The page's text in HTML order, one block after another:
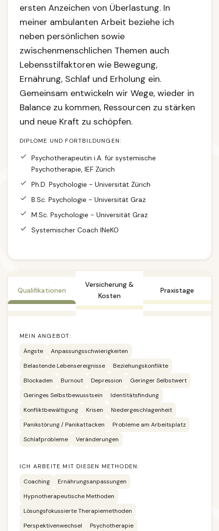
ersten Anzeichen von Überlastung. In
meiner ambulanten Arbeit beziehe ich
neben persönlichen sowie
zwischenmenschlichen Themen auch
Lebensstilfaktoren wie Bewegung,
Ernährung, Schlaf und Erholung ein.
Gemeinsam entwickeln wir Wege, wieder in
Balance zu kommen, Ressourcen zu stärken
und neue Kraft zu schöpfen.
DIPLOME UND FORTBILDUNGEN:
Psychotherapeutin i.A. für systemische
Psychotherapie, IEF Zürich
Ph.D. Psychologie - Universität Zürich
B.Sc. Psychologie - Universität Graz
M.Sc. Psychologie - Universität Graz
Systemischer Coach INeKO
Qualifikationen
Versicherung &
Kosten
Praxistage
MEIN ANGEBOT:
Ängste
Anpassungsschwierigkeiten
Belastende Lebensereignisse
Beziehungskonflikte
Blockaden
Burnout Depression
Geringer Selbstwert
Geringes Selbstbewusstsein
Identitätsfindung
Konfliktbewältigung
Krisen
Niedergeschlagenheit
Panikstörung / Panikattacken
Probleme am Arbeitsplatz
Schlafprobleme
Veränderungen
ICH ARBEITE MIT DIESEN METHODEN:
Coaching
Ernährungsanpassungen
Hypnotherapeutische Methoden
Lösungsfokussierte Therapiemethoden
Perspektivenwechsel
Psychotherapie